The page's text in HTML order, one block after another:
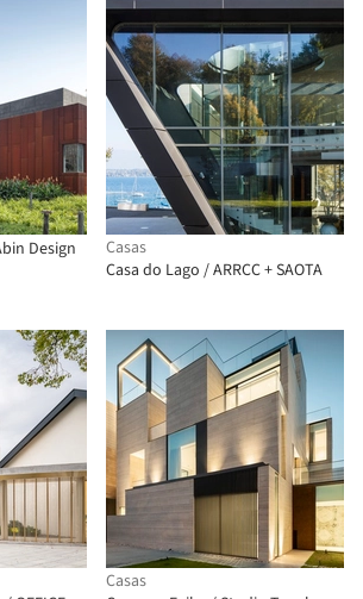
Design
Casas
Casa do Lago / ARRCC + SAOTA
Casas